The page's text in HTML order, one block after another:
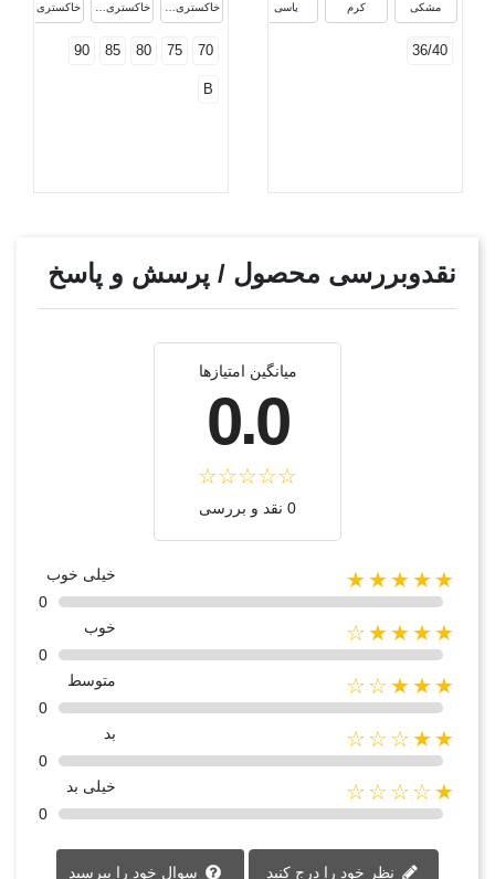
مشکی کرم یاسی
36/40
خاکستری مشکی خاکستری صورتی
70
75
80
85
90
B
نقدوبررسی محصول / پرسش و پاسخ
میانگین امتیازها
0.0
0 نقد و بررسی
★★★★★
خیلی خوب
0
★★★★☆
خوب
0
★★★☆☆
متوسط
0
★★☆☆☆
بد
0
★☆☆☆☆
خیلی بد
0
سوال خود را بپرسید